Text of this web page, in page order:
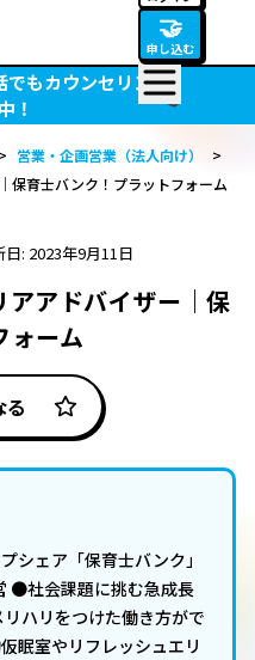
🤝
申し込む
でもカウンセリン
！
> 営業・企画営業（法人向け）
>
保育士バンク！プラットフォーム
日: 2023年9月11日
アドバイザー｜保
ォーム
る
シェア「保育士バンク」
●社会課題に挑む急成長
ハリをつけた働き方がで
眠室やリフレッシュエリ